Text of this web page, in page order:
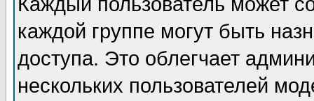
каждой группе могут быть
доступа. Это облегчает
нескольких пользователей